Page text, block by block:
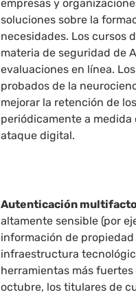
empresas y
soluciones sobre la
necesidades. Los cursos
materia de seguridad de
evaluaciones en línea.
probados de la
mejorar la retención de
periódicamente a
ataque digital.
Autenticación
altamente sensible (por
información de
infraestructura
herramientas más
octubre, los titulares de